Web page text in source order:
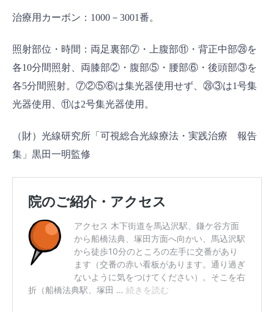
治療用カーボン：1000－3001番。
照射部位・時間：両足裏部⑦・上腹部⑪・背正中部㉘を
各10分間照射、両膝部②・腹部⑤・腰部⑥・後頭部③を
各5分間照射。⑦②⑤⑥は集光器使用せず、㉘③は1号集
光器使用、⑪は2号集光器使用。
（財）光線研究所「可視総合光線療法・実践治療 報告
集」黒田一明監修